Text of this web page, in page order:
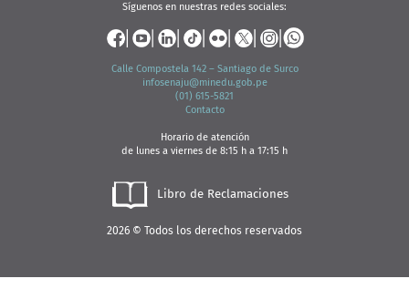
Síguenos en nuestras redes sociales:
Calle Compostela 142 – Santiago de Surco
infosenaju@minedu.gob.pe
(01) 615-5821
Contacto
Horario de atención
de lunes a viernes de 8:15 h a 17:15 h
Libro de Reclamaciones
2026 © Todos los derechos reservados